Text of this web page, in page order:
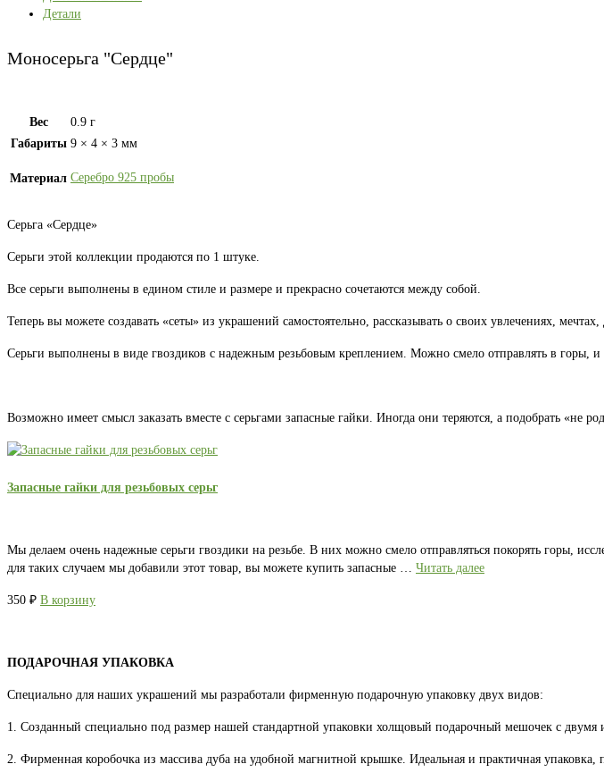
Детали
Моносерьга "Сердце"
Вес
0.9 г
Габариты 9 × 4 × 3 мм
Материал Серебро 925 пробы
Серьга «Сердце»
Серьги этой коллекции продаются по 1 штуке.
Все серьги выполнены в едином стиле и размере и прекрасно сочетаются между собой.
Теперь вы можете создавать «сеты» из украшений самостоятельно, рассказывать о своих увлечениях,
Серьги выполнены в виде гвоздиков с надежным резьбовым креплением. Можно смело отправлять в горы, и
Возможно имеет смысл заказать вместе с серьгами запасные гайки. Иногда они теряются, а подобрать «не
Запасные гайки для резьбовых серьг
Мы делаем очень надежные серьги гвоздики на резьбе. В них можно смело отправляться покорять горы,
для таких случаем мы добавили этот товар, вы можете купить запасные … Читать далее
350 ₽ В корзину
ПОДАРОЧНАЯ УПАКОВКА
Специально для наших украшений мы разработали фирменную подарочную упаковку двух видов:
1. Созданный специально под размер нашей стандартной упаковки холщовый подарочный мешочек с
2. Фирменная коробочка из массива дуба на удобной магнитной крышке. Идеальная и практичная упаковка,